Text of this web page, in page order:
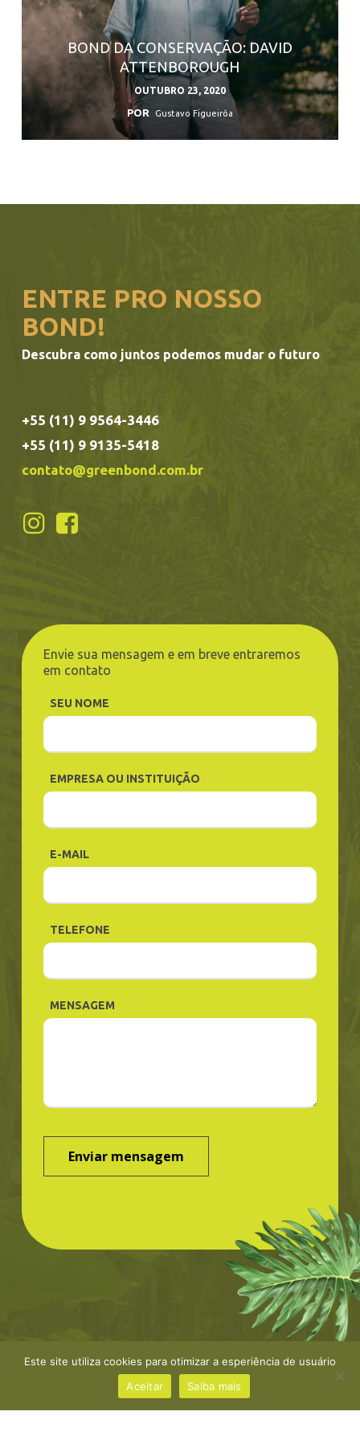
BOND DA CONSERVAÇÃO: DAVID
ATTENBOROUGH
OUTUBRO 23, 2020
POR Gustavo Figueirôa
ENTRE PRO NOSSO
BOND!
Descubra como juntos podemos mudar o futuro
+55 (11) 9 9564-3446
+55 (11) 9 9135-5418
contato@greenbond.com.br
Envie sua mensagem e em breve entraremos
em contato
SEU NOME
EMPRESA OU INSTITUIÇÃO
E-MAIL
TELEFONE
MENSAGEM
©Greenbond | site porNaçãoDesign |Política de
privacidade
Este site utiliza cookies para otimizar a esperiência de usuário
Aceitar
Saiba mais